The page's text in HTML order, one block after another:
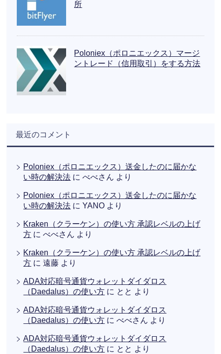
所
Poloniex（ポロニエックス）マージ
ントレード（信用取引）をする方法
最近のコメント
Poloniex（ポロニエックス）送金したのに届かな
い時の解決法 にべべさん より
Poloniex（ポロニエックス）送金したのに届かな
い時の解決法 にYANO より
Kraken（クラーケン）の使い方 承認レベルの上げ
方 にべべさん より
Kraken（クラーケン）の使い方 承認レベルの上げ
方 に遠藤 より
ADA対応暗号通貨ウォレットダイダロス
（Daedalus）の使い方 に とと より
ADA対応暗号通貨ウォレットダイダロス
（Daedalus）の使い方 にべべさん より
ADA対応暗号通貨ウォレットダイダロス
（Daedalus）の使い方 に とと より